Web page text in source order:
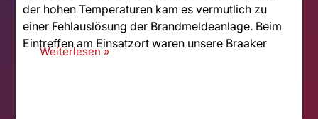
der hohen Temperaturen kam es vermutlich zu
einer Fehlauslösung der Brandmeldeanlage. Beim
Eintreffen am Einsatzort waren unsere Braaker
Weiterlesen »